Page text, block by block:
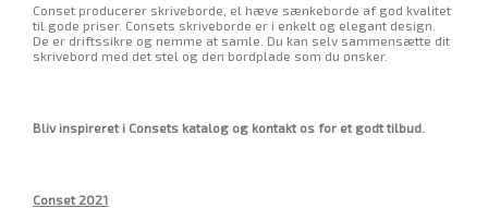
Conset producerer skriveborde, el hæve sænkeborde af god kvalitet
til gode priser. Consets skriveborde er i enkelt og elegant design.
De er driftssikre og nemme at samle. Du kan selv sammensætte dit
skrivebord med det stel og den bordplade som du ønsker.
Bliv inspireret i Consets katalog og kontakt os for et godt tilbud.
Conset 2021